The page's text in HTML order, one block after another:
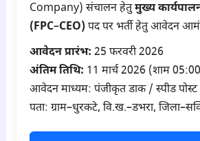
Company) संचालन हेतुमुख्य
(FPC–CEO) पद पर भर्ती हेतु आवेदन
आवेदन प्रारंभ: 25 फरवरी 2026
अंतिम तिथि: 11 मार्च 2026 (शाम
आवेदन माध्यम: पंजीकृत डाक / स्पीड पोस्ट
पता: ग्राम–धुरकटे, वि.ख.–डभरा,